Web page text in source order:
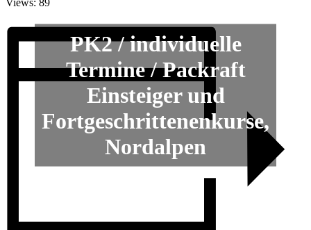
PK2 / individuelle
Termine / Packraft
Einsteiger und
Fortgeschrittenenkurse,
Nordalpen
Views: 89